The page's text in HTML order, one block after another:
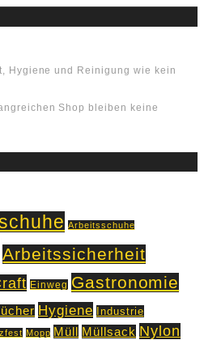
Hygiene und Reinigung wie kein
Shop bleiben keine
Arbeitsschuhe
Arbeitssicherheit
Einweg Gastronomie
Hygiene Industrie
Mopp Müll Müllsack Nylon